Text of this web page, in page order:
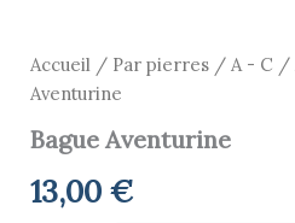
Accueil / Par pierres/ A - C /
Aventurine
Bague Aventurine
13,00 €